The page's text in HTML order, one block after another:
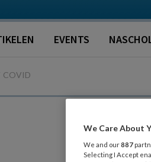
EVENTS
COVID
We Care About
We and our887
Selecting I Accept